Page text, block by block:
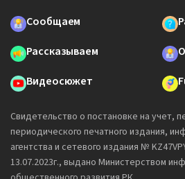
Сообщаем
Рассказываем
Видеосюжет
Свидетельство о постановке на учет,
периодического печатного издания,
агентства и сетевого издания №
13.07.2023г., выдано Министерством